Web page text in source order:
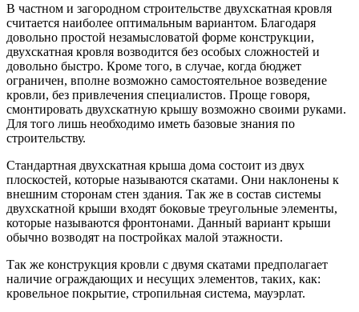
В частном и загородном строительстве двухскатная кровля
считается наиболее оптимальным вариантом. Благодаря
довольно простой незамысловатой форме конструкции,
двухскатная кровля возводится без особых сложностей и
довольно быстро. Кроме того, в случае, когда бюджет
ограничен, вполне возможно самостоятельное возведение
кровли, без привлечения специалистов. Проще говоря,
смонтировать двухскатную крышу возможно своими руками.
Для того лишь необходимо иметь базовые знания по
строительству.
Стандартная двухскатная крыша дома состоит из двух
плоскостей, которые называются скатами. Они наклонены к
внешним сторонам стен здания. Так же в состав системы
двухскатной крыши входят боковые треугольные элементы,
которые называются фронтонами. Данный вариант крыши
обычно возводят на постройках малой этажности.
Так же конструкция кровли с двумя скатами предполагает
наличие ограждающих и несущих элементов, таких, как:
кровельное покрытие, стропильная система, мауэрлат.